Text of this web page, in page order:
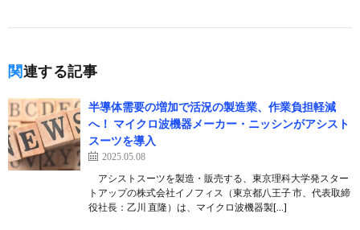
関連する記事
半導体需要の増加で活況の製造業、作業負担軽減
へ！ マイクロ波機器メーカー・ニッシンがアシスト
スーツを導入
2025.05.08
アシストスーツを製造・販売する、東京理科大学発スター
トアップの株式会社イノフィス（東京都八王子 市、代表取締
役社長：乙川 直隆）は、マイクロ波機器製[…]